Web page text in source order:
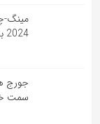
2024 به تعویق می‌اندازد
جورج
سمت